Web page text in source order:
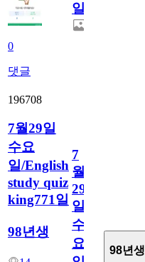
0
댓글
일
196708
7월29일
수요
일/English
study quiz
king771일
98년생
7
월
29
일
수
요
98년생